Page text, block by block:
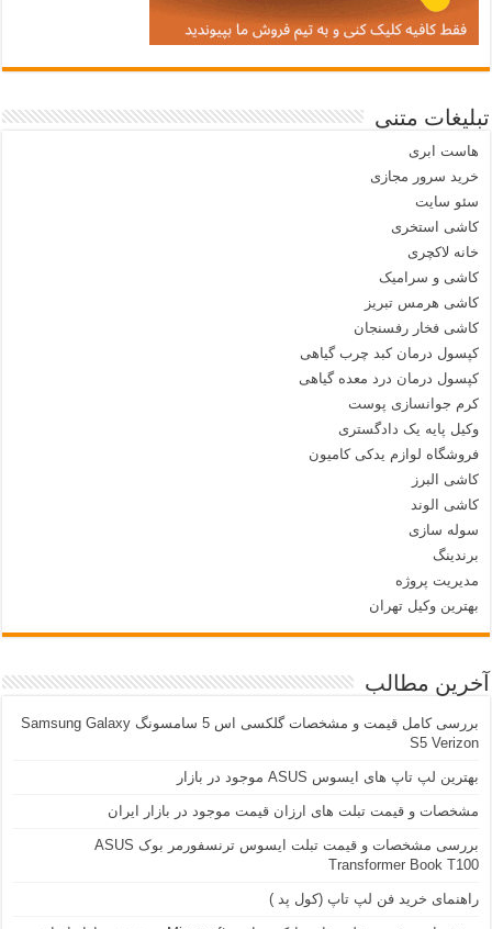
تبلیغات متنی
هاست ابری
خرید سرور مجازی
سئو سایت
کاشی استخری
خانه لاکچری
کاشی و سرامیک
کاشی هرمس تبریز
کاشی فخار رفسنجان
کپسول درمان کبد چرب گیاهی
کپسول درمان درد معده گیاهی
کرم جوانسازی پوست
وکیل پایه یک دادگستری
فروشگاه لوازم یدکی کامیون
کاشی البرز
کاشی الوند
سوله سازی
برندینگ
مدیریت پروژه
بهترین وکیل تهران
آخرین مطالب
بررسی کامل قیمت و مشخصات گلکسی اس 5 سامسونگ Samsung Galaxy
S5 Verizon
بهترین لپ تاپ های ایسوس ASUS موجود در بازار
مشخصات و قیمت تبلت های ارزان قیمت موجود در بازار ایران
بررسی مشخصات و قیمت تبلت ایسوس ترنسفورمر بوک ASUS
Transformer Book T100
راهنمای خرید فن لپ تاپ (کول پد )